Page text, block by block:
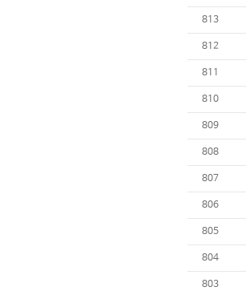
813
812
811
810
809
808
807
806
805
804
803